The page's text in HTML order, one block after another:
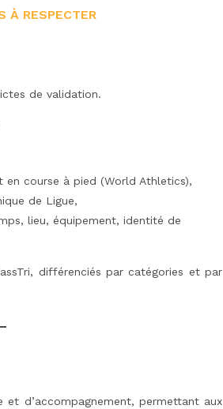
À RESPECTER
de validation.
course à pied (World Athletics),
de Ligue,
lieu, équipement, identité de
différenciés par catégories et par
d’accompagnement, permettant aux